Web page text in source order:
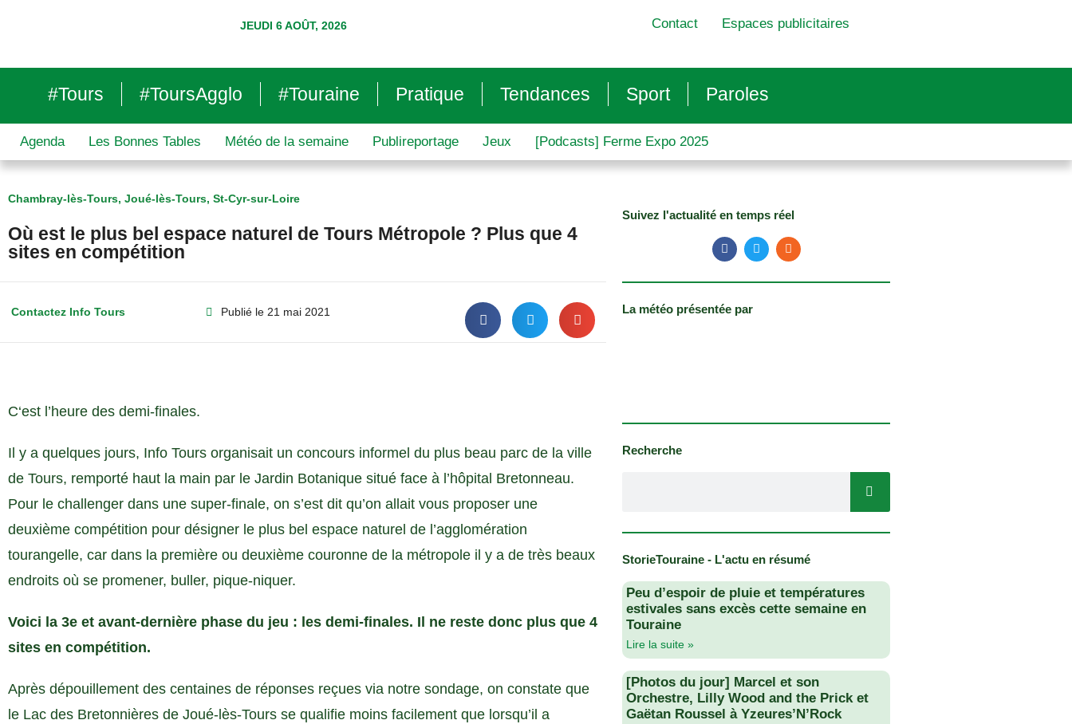
JEUDI 6 AOÛT, 2026 Contact Espaces publicitaires
#Tours #ToursAgglo #Touraine Pratique Tendances Sport Paroles
Agenda Les Bonnes Tables Météo de la semaine Publireportage Jeux [Podcasts] Ferme Expo 2025
Chambray-lès-Tours, Joué-lès-Tours, St-Cyr-sur-Loire
Où est le plus bel espace naturel de Tours Métropole ? Plus que 4
sites en compétition
Contactez Info Tours Publié le 21 mai 2021
C‘est l’heure des demi-finales.
Il y a quelques jours, Info Tours organisait un concours informel du plus beau parc de la ville
de Tours, remporté haut la main par le Jardin Botanique situé face à l’hôpital Bretonneau.
Pour le challenger dans une super-finale, on s’est dit qu’on allait vous proposer une
deuxième compétition pour désigner le plus bel espace naturel de l’agglomération
tourangelle, car dans la première ou deuxième couronne de la métropole il y a de très beaux
endroits où se promener, buller, pique-niquer.
Voici la 3e et avant-dernière phase du jeu : les demi-finales. Il ne reste donc plus que 4
sites en compétition.
Après dépouillement des centaines de réponses reçues via notre sondage, on constate que
le Lac des Bretonnières de Joué-lès-Tours se qualifie moins facilement que lorsqu’il a
Suivez l'actualité en temps réel
La météo présentée par
Recherche
StorieTouraine - L'actu en résumé
Peu d’espoir de pluie et températures
estivales sans excès cette semaine en
Touraine
Lire la suite »
[Photos du jour] Marcel et son
Orchestre, Lilly Wood and the Prick et
Gaëtan Roussel à Yzeures’N’Rock